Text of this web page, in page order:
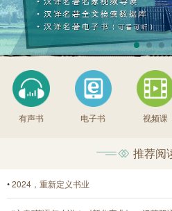
有声书 电子书 视频课
推荐阅
•2024，重新定义书业